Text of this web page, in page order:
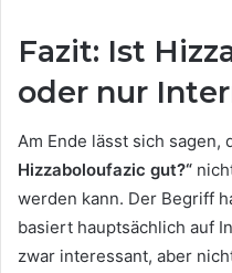
Fazit: Ist
oder nur
Am Ende lässt sich sagen,
Hizzaboloufazic gut?“
werden kann. Der Begriff
basiert hauptsächlich auf
zwar interessant, aber